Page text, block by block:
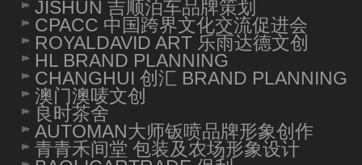
JISHUN 吉顺泊车品牌策划
CPACC 中国跨界文化交流促进会
ROYALDAVID ART 乐雨达德文创
HL BRAND PLANNING
CHANGHUI 创汇 BRAND PLANNING
澳门澳唛文创
良时茶舍
AUTOMAN大师钣喷品牌形象创作
青青禾间堂 包装及农场形象设计